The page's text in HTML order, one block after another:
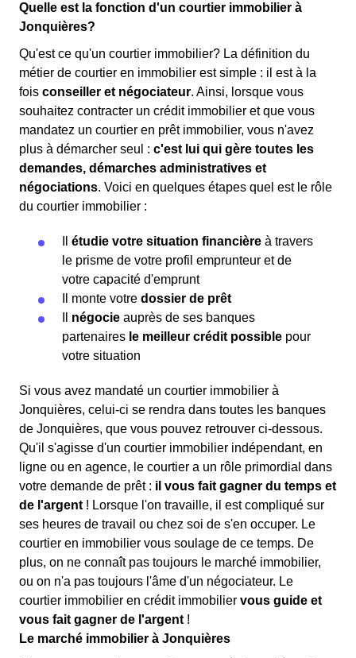
Quelle est la fonction d'un courtier immobilier à
Jonquières?
Qu'est ce qu'un courtier immobilier? La définition du
métier de courtier en immobilier est simple : il est à la
fois conseiller et négociateur. Ainsi, lorsque vous
souhaitez contracter un crédit immobilier et que vous
mandatez un courtier en prêt immobilier, vous n'avez
plus à démarcher seul : c'est lui qui gère toutes les
demandes, démarches administratives et
négociations. Voici en quelques étapes quel est le rôle
du courtier immobilier :
étudie votre situation financière à travers
le prisme de votre profil emprunteur et de
votre capacité d'emprunt
Il monte votre dossier de prêt
négocie auprès de ses banques
partenaires le meilleur crédit possible pour
votre situation
Si vous avez mandaté un courtier immobilier à
Jonquières, celui-ci se rendra dans toutes les banques
de Jonquières, que vous pouvez retrouver ci-dessous.
Qu'il s'agisse d'un courtier immobilier indépendant, en
ligne ou en agence, le courtier a un rôle primordial dans
votre demande de prêt : il vous fait gagner du temps et
de l'argent ! Lorsque l'on travaille, il est compliqué sur
ses heures de travail ou chez soi de s'en occuper. Le
courtier en immobilier vous soulage de ce temps. De
plus, on ne connaît pas toujours le marché immobilier,
ou on n'a pas toujours l'âme d'un négociateur. Le
courtier immobilier en crédit immobilier vous guide et
vous fait gagner de l'argent !
Le marché immobilier à Jonquières